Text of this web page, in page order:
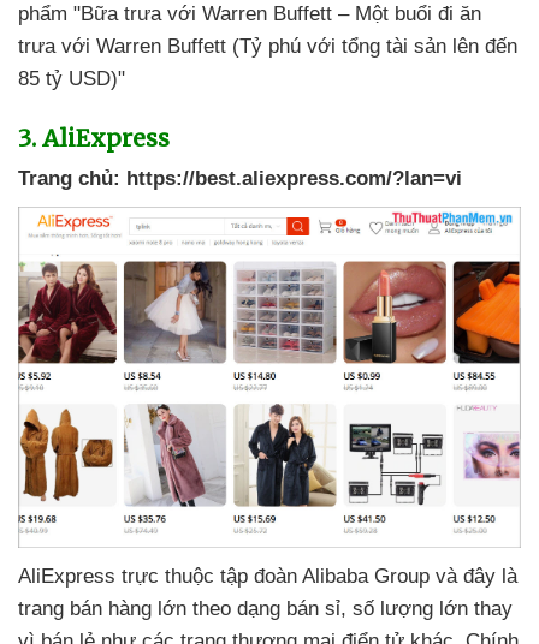
phẩm "Bữa trưa với Warren Buffett – Một buổi đi ăn
trưa với Warren Buffett (Tỷ phú với tổng tài sản lên đến
85 tỷ USD)"
3. AliExpress
Trang chủ: https://best.aliexpress.com/?lan=vi
AliExpress trực thuộc tập đoàn Alibaba Group và đây là
trang bán hàng lớn theo dạng bán sỉ, số lượng lớn thay